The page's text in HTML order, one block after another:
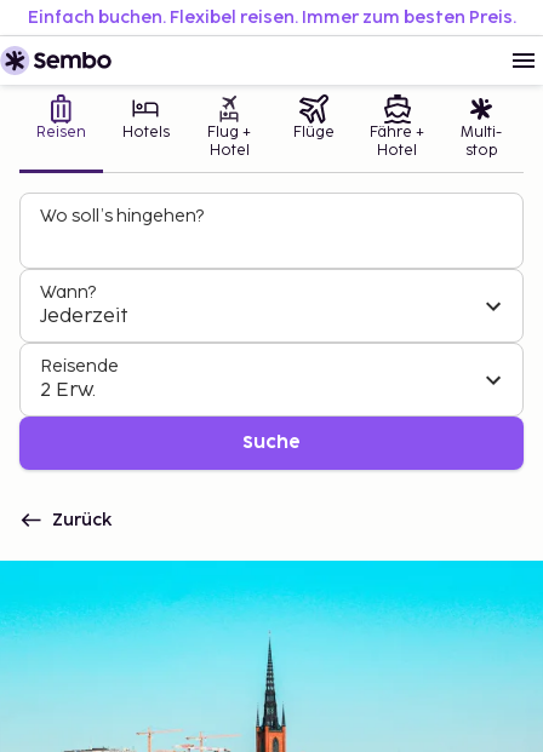
Einfach buchen. Flexibel reisen. Immer zum besten Preis.
Reisen Hotels
Flug +
Hotel
Flüge
Fähre +
Hotel
Multi-
stop
Wo soll’s hingehen?
Wann?
Jederzeit
Reisende
2 Erw.
Suche
Zurück